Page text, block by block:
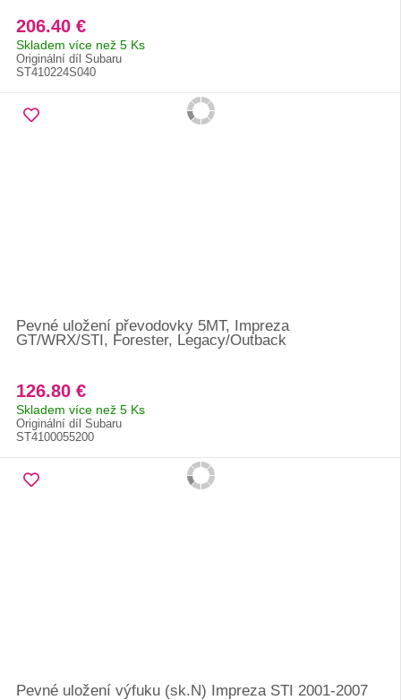
206.40 €
Skladem více než 5 Ks
Originální díl Subaru
ST410224S040
Pevné uložení převodovky 5MT, Impreza
GT/WRX/STI, Forester, Legacy/Outback
126.80 €
Skladem více než 5 Ks
Originální díl Subaru
ST4100055200
Pevné uložení výfuku (sk.N) Impreza STI 2001-2007